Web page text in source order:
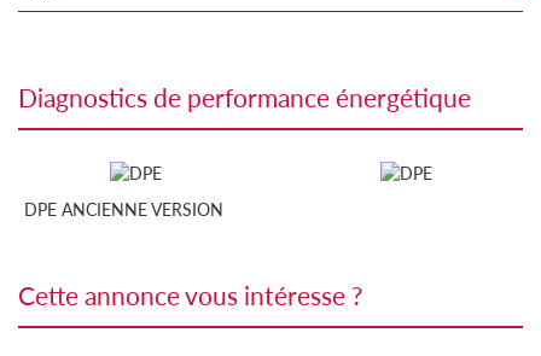
diagnostics de performance énergétique
DPE ANCIENNE VERSION
cette annonce vous intéresse ?